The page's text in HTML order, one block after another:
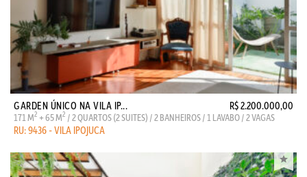
GARDEN ÚNICO NA VILA IP... R$ 2.200.000,00
171 M2 + 65 M2 / 2 QUARTOS (2 SUITES) / 2 BANHEIROS / 1 LAVABO / 2 VAGAS
RU: 9436 - VILA IPOJUCA